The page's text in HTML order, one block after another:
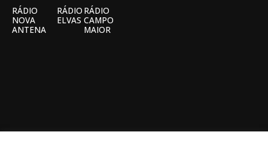
RÁDIO
NOVA
ANTENA
RÁDIO
ELVAS
RÁDIO
CAMPO
MAIOR